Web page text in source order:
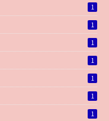
1
1
1
1
1
1
1